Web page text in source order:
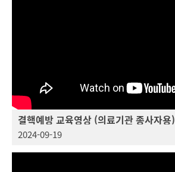
결핵예방 교육영상 (의료기관 종사자용)
2024-09-19